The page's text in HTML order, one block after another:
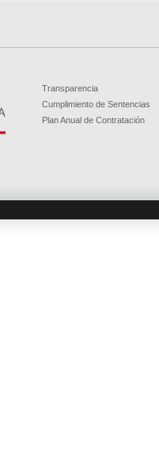
Transparencia
Cumplimiento de Sentencias
Plan Anual de Contratación